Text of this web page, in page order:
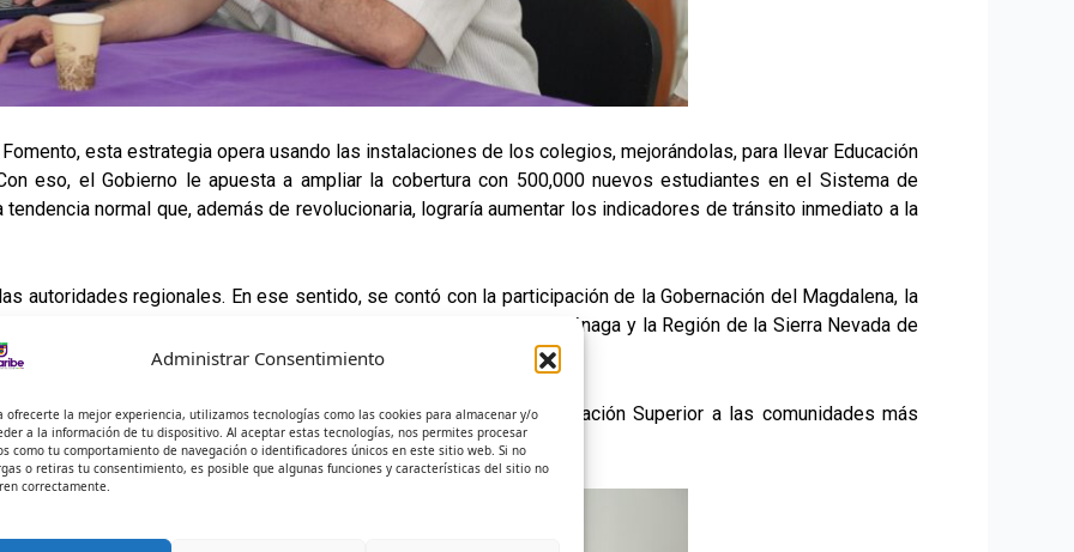
Administrar Consentimiento
ofrecerte la mejor experiencia, utilizamos tecnologías como las cookies para almacenar y/o
a la información de tu dispositivo. Al aceptar estas tecnologías, nos permites procesar
como tu comportamiento de navegación o identificadores únicos en este sitio web. Si no
o retiras tu consentimiento, es posible que algunas funciones y características del sitio no
correctamente.
esta estrategia opera usando las instalaciones de los colegios, mejorándolas, para llevar Educación
eso, el Gobierno le apuesta a ampliar la cobertura con 500,000 nuevos estudiantes en el Sistema de
normal que, además de revolucionaria, lograría aumentar los indicadores de tránsito inmediato a la
autoridades regionales. En ese sentido, se contó con la participación de la Gobernación del Magdalena, la
la presentación de las estrategias del Ministerio para Ciénaga y la Región de la Sierra Nevada de
las instituciones interesadas en esta dinámica que lleva la Educación Superior a las comunidades más